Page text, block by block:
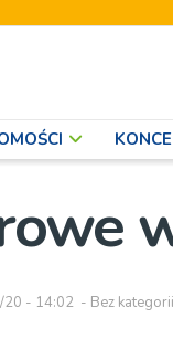
- 14:02 - Bez